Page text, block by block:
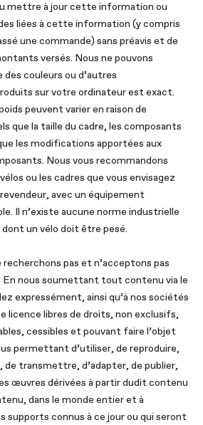
mettre à jour cette information ou
liées à cette information (y compris
une commande) sans préavis et de
versés. Nous ne pouvons
des couleurs ou d’autres
sur votre ordinateur est exact.
peuvent varier en raison de
que la taille du cadre, les composants
les modifications apportées aux
Nous vous recommandons
ou les cadres que vous envisagez
avec un équipement
Il n’existe aucune norme industrielle
un vélo doit être pesé.
recherchons pas et n’acceptons pas
En nous soumettant tout contenu via le
expressément, ainsi qu’à nos sociétés
licence libres de droits, non exclusifs,
cessibles et pouvant faire l’objet
permettant d’utiliser, de reproduire,
de transmettre, d’adapter, de publier,
œuvres dérivées à partir dudit contenu
dans le monde entier et à
supports connus à ce jour ou qui seront